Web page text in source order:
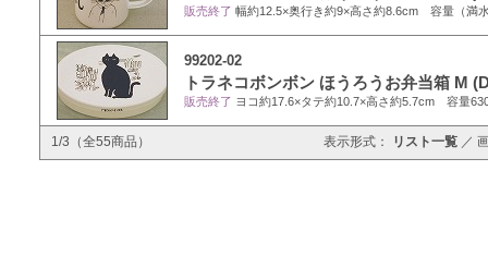
販売終了 幅約12.5×奥行き約9×高さ約8.6cm 容量（満
99202-02
トラネコボンボン ほうろうお弁当箱 M
販売終了 ヨコ約17.6×タテ約10.7×高さ約5.7cm 容量
1/3（全55商品） 表示形式： リスト一覧 ／